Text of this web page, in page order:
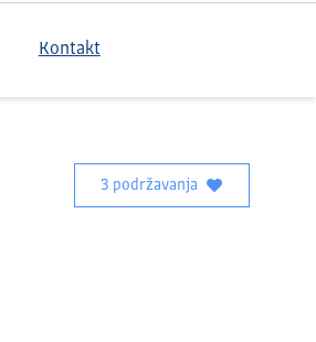
Kontakt
3 podržavanja